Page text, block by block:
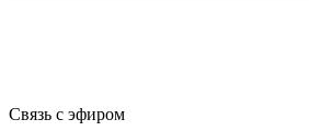
Связь с эфиром